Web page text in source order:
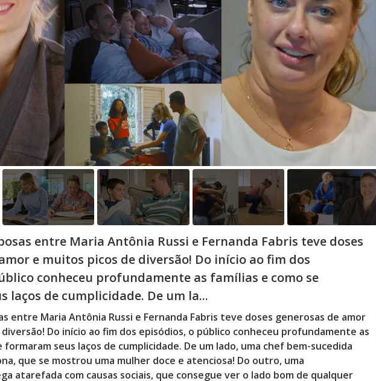
entre Maria Antônia Russi e Fernanda Fabris teve doses
e muitos picos de diversão! Do início ao fim dos
conheceu profundamente as famílias e como se
laços de cumplicidade. De um la...
entre Maria Antônia Russi e Fernanda Fabris teve doses generosas de amor
Do início ao fim dos episódios, o público conheceu profundamente as
formaram seus laços de cumplicidade. De um lado, uma chef bem-sucedida
que se mostrou uma mulher doce e atenciosa! Do outro, uma
atarefada com causas sociais, que consegue ver o lado bom de qualquer